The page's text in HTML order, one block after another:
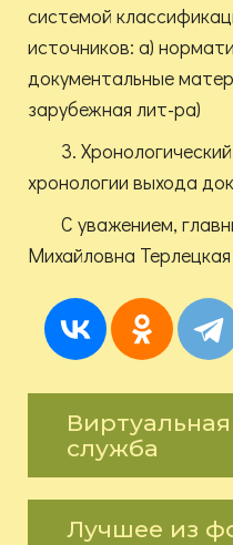
системой
источников: а)
документальные
зарубежная лит-ра)
3.
хронологии выхода
С уважением,
Михайловна Терлецкая
служба
Лучшее из